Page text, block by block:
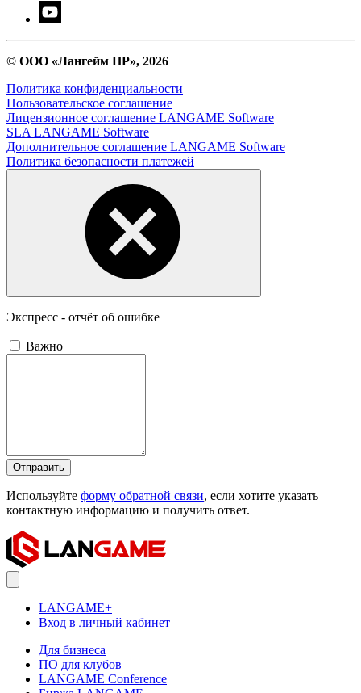
© ООО «Лангейм ПР», 2026
Политика конфиденциальности
Пользовательское соглашение
Лицензионное соглашение LANGAME Software
SLA LANGAME Software
Дополнительное соглашение LANGAME Software
Политика безопасности платежей
Экспресс - отчёт об ошибке
Важно
Отправить
Используйте форму обратной связи, если хотите указать
контактную информацию и получить ответ.
LANGAME+
Вход в личный кабинет
Для бизнеса
ПО для клубов
LANGAME Conference